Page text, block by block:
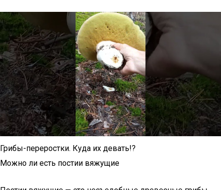
Грибы-переростки. Куда их девать!?
Можно ли есть постии вяжущие